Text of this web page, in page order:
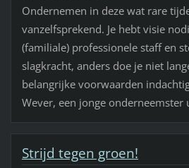
Ondernemen in deze wat rare
vanzelfsprekend. Je hebt visie
(familiale) professionele staff en
slagkracht, anders doe je niet
belangrijke voorwaarden
Wever, een jonge onderneemster
Strijd tegen groen!